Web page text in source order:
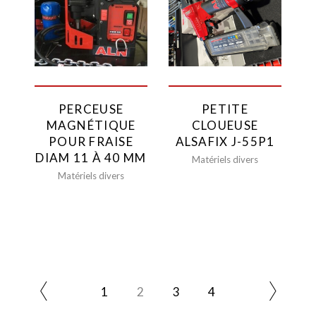
PERCEUSE
MAGNÉTIQUE
POUR FRAISE
DIAM 11 À 40 MM
Matériels divers
PETITE
CLOUEUSE
ALSAFIX J-55P1
Matériels divers
1 2 3 4